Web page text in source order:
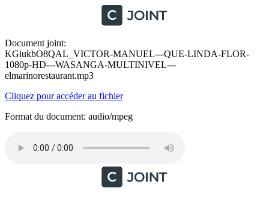
Document joint:
KGiukbO8QAL_VICTOR-MANUEL---QUE-LINDA-FLOR-
1080p-HD---WASANGA-MULTINIVEL---
elmarinorestaurant.mp3
Cliquez pour accéder au fichier
Format du document: audio/mpeg